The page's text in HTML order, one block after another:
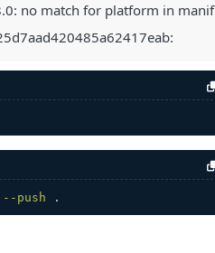
no match for platform in manif
--push .